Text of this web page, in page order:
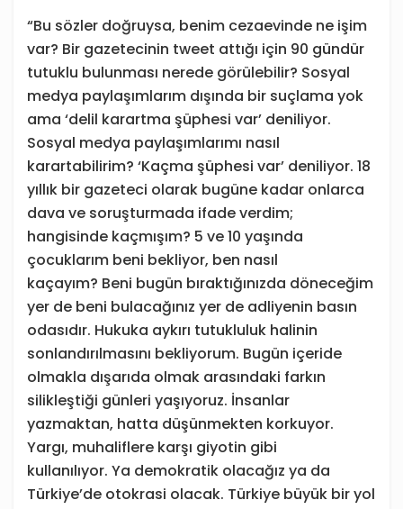
“Bu sözler doğruysa, benim cezaevinde ne işim
var? Bir gazetecinin tweet attığı için 90 gündür
tutuklu bulunması nerede görülebilir? Sosyal
medya paylaşımlarım dışında bir suçlama yok
ama ‘delil karartma şüphesi var’ deniliyor.
Sosyal medya paylaşımlarımı nasıl
karartabilirim? ‘Kaçma şüphesi var’ deniliyor. 18
yıllık bir gazeteci olarak bugüne kadar onlarca
dava ve soruşturmada ifade verdim;
hangisinde kaçmışım? 5 ve 10 yaşında
çocuklarım beni bekliyor, ben nasıl
kaçayım? Beni bugün bıraktığınızda döneceğim
yer de beni bulacağınız yer de adliyenin basın
odasıdır. Hukuka aykırı tutukluluk halinin
sonlandırılmasını bekliyorum. Bugün içeride
olmakla dışarıda olmak arasındaki farkın
silikleştiği günleri yaşıyoruz. İnsanlar
yazmaktan, hatta düşünmekten korkuyor.
Yargı, muhaliflere karşı giyotin gibi
kullanılıyor. Ya demokratik olacağız ya da
Türkiye’de otokrasi olacak. Türkiye büyük bir yol